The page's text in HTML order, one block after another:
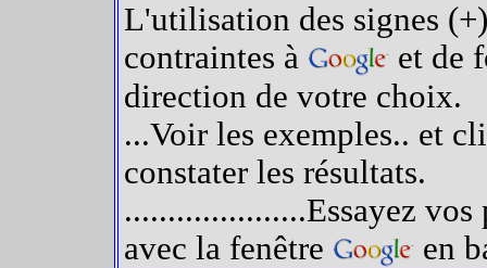
L'utilisation des signes
contraintes à
et de
direction de votre choix.
...Voir les exemples.. et
constater les résultats.
.....................Essayez vos
avec la fenêtre
en